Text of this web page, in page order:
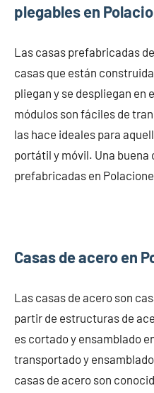
plegables en
Las casas prefabricadas
casas que están
pliegan y se despliegan en
módulos son fáciles de
las hace ideales para
portátil y móvil. Una buena
prefabricadas en
Casas de acero en
Las casas de acero son
partir de estructuras de
es cortado y ensamblado
transportado y
casas de acero son